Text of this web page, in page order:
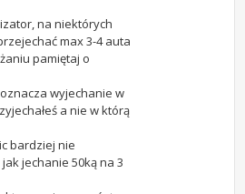
na niektórych
max 3-4 auta
pamiętaj o
wyjechanie w
a nie w którą
bardziej nie
jechanie 50ką na 3